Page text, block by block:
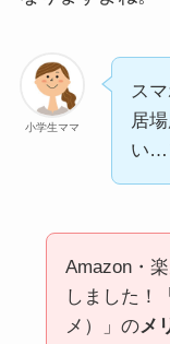
小学生ママ
ス
居
い…
Amazon・
しました！
メ）」のメ